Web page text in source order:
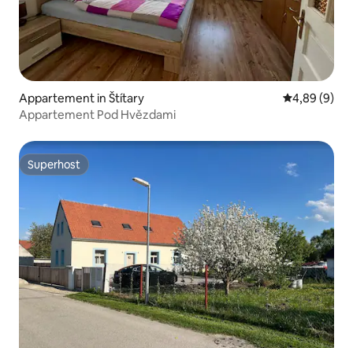
Appartement in Štítary Gemiddelde
4,89 (9)
Appartement Pod Hvězdami
Superhost
Superhost